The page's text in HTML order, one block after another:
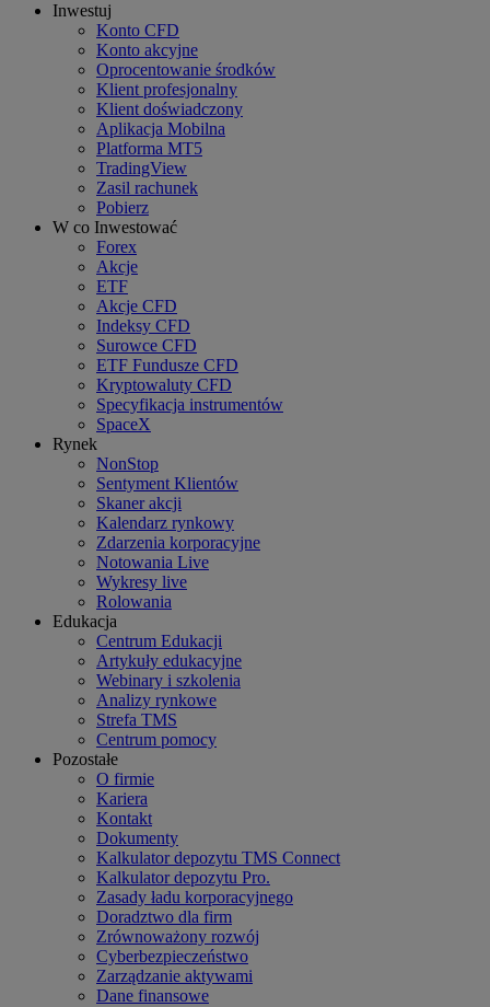
Inwestuj
Konto CFD
Konto akcyjne
Oprocentowanie środków
Klient profesjonalny
Klient doświadczony
Aplikacja Mobilna
Platforma MT5
TradingView
Zasil rachunek
Pobierz
W co Inwestować
Forex
Akcje
ETF
Akcje CFD
Indeksy CFD
Surowce CFD
ETF Fundusze CFD
Kryptowaluty CFD
Specyfikacja instrumentów
SpaceX
Rynek
NonStop
Sentyment Klientów
Skaner akcji
Kalendarz rynkowy
Zdarzenia korporacyjne
Notowania Live
Wykresy live
Rolowania
Edukacja
Centrum Edukacji
Artykuły edukacyjne
Webinary i szkolenia
Analizy rynkowe
Strefa TMS
Centrum pomocy
Pozostałe
O firmie
Kariera
Kontakt
Dokumenty
Kalkulator depozytu TMS Connect
Kalkulator depozytu Pro.
Zasady ładu korporacyjnego
Doradztwo dla firm
Zrównoważony rozwój
Cyberbezpieczeństwo
Zarządzanie aktywami
Dane finansowe